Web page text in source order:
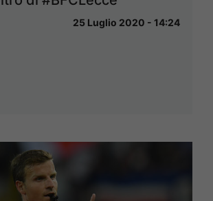
25 Luglio 2020 - 14:24